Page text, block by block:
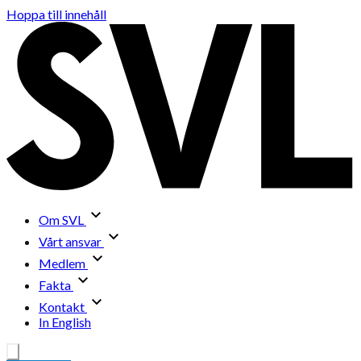
Hoppa till innehåll
Om SVL
Vårt ansvar
Medlem
Fakta
Kontakt
In English